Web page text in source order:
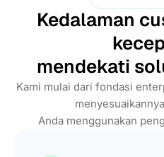
Kedalaman
mendekati
Kami mulai dari fondasi
Anda menggunakan